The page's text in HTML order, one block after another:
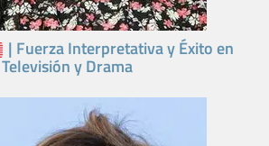
| Fuerza Interpretativa y Éxito en
Televisión y Drama